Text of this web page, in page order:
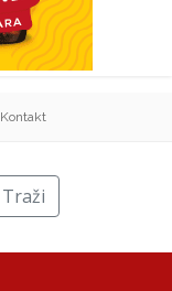
Kontakt
Traži